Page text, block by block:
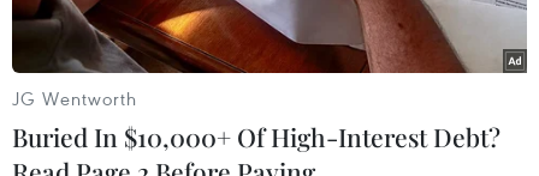
Pháp phải chờ tới lượt cuối mới quyết định được
JG Wentworth
Buried In $10,000+ Of High-Interest Debt?